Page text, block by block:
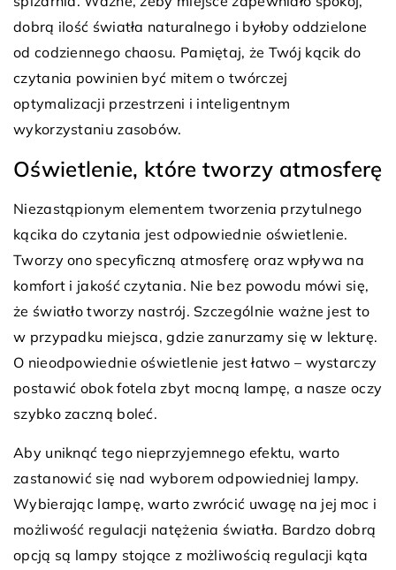
dobrą ilość światła naturalnego i byłoby oddzielone
od codziennego chaosu. Pamiętaj, że Twój kącik do
czytania powinien być mitem o twórczej
optymalizacji przestrzeni i inteligentnym
wykorzystaniu zasobów.
Oświetlenie, które tworzy atmosferę
Niezastąpionym elementem tworzenia przytulnego
kącika do czytania jest odpowiednie oświetlenie.
Tworzy ono specyficzną atmosferę oraz wpływa na
komfort i jakość czytania. Nie bez powodu mówi się,
że światło tworzy nastrój. Szczególnie ważne jest to
w przypadku miejsca, gdzie zanurzamy się w lekturę.
O nieodpowiednie oświetlenie jest łatwo – wystarczy
postawić obok fotela zbyt mocną lampę, a nasze oczy
szybko zaczną boleć.
Aby uniknąć tego nieprzyjemnego efektu, warto
zastanowić się nad wyborem odpowiedniej lampy.
Wybierając lampę, warto zwrócić uwagę na jej moc i
możliwość regulacji natężenia światła. Bardzo dobrą
opcją są lampy stojące z możliwością regulacji kąta